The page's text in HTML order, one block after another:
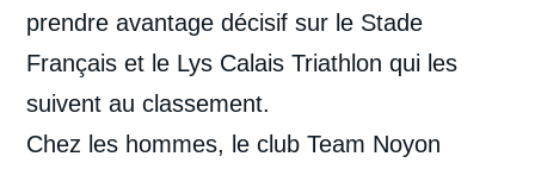
prendre avantage décisif sur le Stade
Français et le Lys Calais Triathlon qui les
suivent au classement.
Chez les hommes, le club Team Noyon